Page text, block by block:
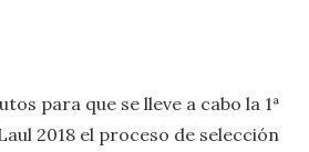
para que se lleve a cabo la 1ª
2018 el proceso de selección